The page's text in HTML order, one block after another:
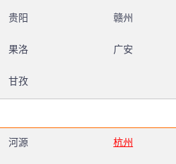
贵阳 赣州
果洛 广安
甘孜
河源 杭州